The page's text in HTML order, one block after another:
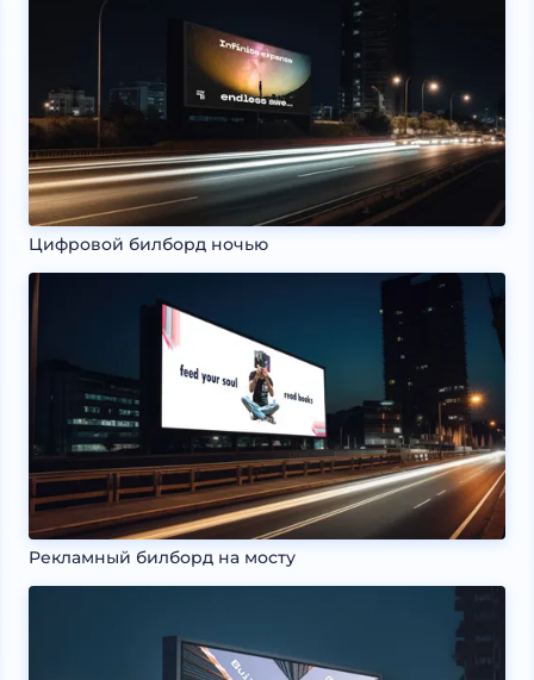
Цифровой билборд ночью
Рекламный билборд на мосту